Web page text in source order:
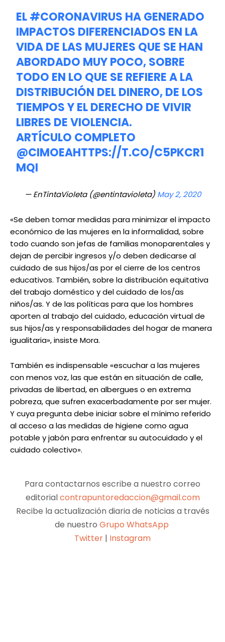
EL#CORONAVIRUS HA GENERADO
IMPACTOS DIFERENCIADOS EN LA
VIDA DE LAS MUJERES QUE SE HAN
ABORDADO MUY POCO, SOBRE
TODO EN LO QUE SE REFIERE A LA
DISTRIBUCIÓN DEL DINERO, DE LOS
TIEMPOS Y EL DERECHO DE VIVIR
LIBRES DE VIOLENCIA.
ARTÍCULO COMPLETO
@CIMOEAHTTPS://T.CO/C5PKCR1
MQI
— EnTintaVioleta (@entintavioleta) May 2, 2020
«Se deben tomar medidas para minimizar el impacto
económico de las mujeres en la informalidad, sobre
todo cuando son jefas de familias monoparentales y
dejan de percibir ingresos y/o deben dedicarse al
cuidado de sus hijos/as por el cierre de los centros
educativos. También, sobre la distribución equitativa
del trabajo doméstico y del cuidado de los/as
niños/as. Y de las políticas para que los hombres
aporten al trabajo del cuidado, educación virtual de
sus hijos/as y responsabilidades del hogar de manera
igualitaria», insiste Mora.
También es indispensable «escuchar a las mujeres
con menos voz, las que están en situación de calle,
privadas de libertad, en albergues o en extrema
pobreza, que sufren exacerbadamente por ser mujer.
Y cuya pregunta debe iniciar sobre el mínimo referido
al acceso a las medidas de higiene como agua
potable y jabón para enfrentar su autocuidado y el
cuidado colectivo».
Para contactarnos escribe a nuestro correo
editorialcontrapuntoredaccion@gmail.com
Recibe la actualización diaria de noticias a través
de nuestro Grupo WhatsApp
Twitter | Instagram